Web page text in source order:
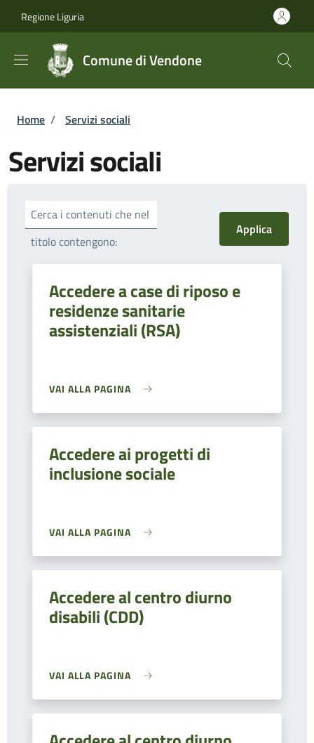
Regione Liguria
Comune di Vendone
Briciole di pane
Home / Servizi sociali
Servizi sociali
Cerca i contenuti che nel
titolo contengono:
Accedere a case di riposo e
residenze sanitarie
assistenziali (RSA)
VAI ALLA PAGINA
Accedere ai progetti di
inclusione sociale
VAI ALLA PAGINA
Accedere al centro diurno
disabili (CDD)
VAI ALLA PAGINA